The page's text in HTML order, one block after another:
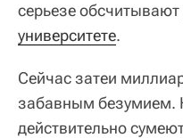
серьезе обсчитывают
университете.
Сейчас затеи
забавным безумием.
действительно